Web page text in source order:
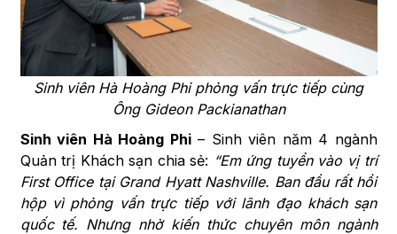
Sinh viên Hà Hoàng Phi phỏng vấn trực tiếp cùng
Ông Gideon Packianathan
Sinh viên Hà Hoàng Phi– Sinh viên năm 4 ngành
Quản trị Khách sạn chia sẻ: “Em ứng tuyển vào vị trí
First Office tại Grand Hyatt Nashville. Ban đầu rất hồi
hộp vì phỏng vấn trực tiếp với lãnh đạo khách sạn
quốc tế. Nhưng nhờ kiến thức chuyên môn ngành